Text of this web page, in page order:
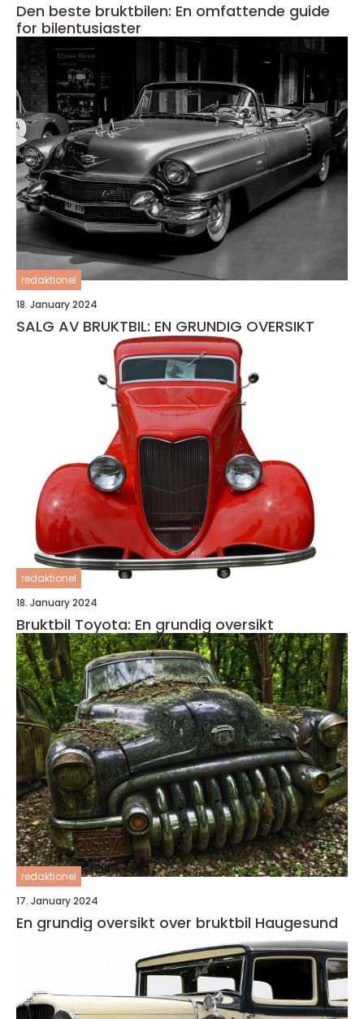
Den beste bruktbilen: En omfattende guide
for bilentusiaster
redaktionel
18. January 2024
SALG AV BRUKTBIL: EN GRUNDIG OVERSIKT
redaktionel
18. January 2024
Bruktbil Toyota: En grundig oversikt
redaktionel
17. January 2024
En grundig oversikt over bruktbil Haugesund